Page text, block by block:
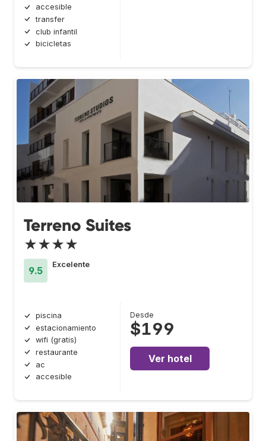
accesible
transfer
club infantil
bicicletas
Terreno Suites
★★★★
9.5
Excelente
piscina
estacionamiento
wifi (gratis)
restaurante
ac
accesible
Desde
$199
Ver hotel